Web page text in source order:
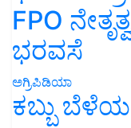
FPO
ಭರವಸೆ
ಅಗ್ರಿಪಿಡಿಯಾ
ಕಬ್ಬು